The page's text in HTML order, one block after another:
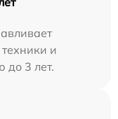
и
до 3 лет.